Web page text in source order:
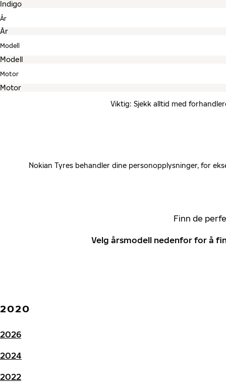
År
Modell
Motor
Viktig: Sjekk alltid med
Nokian Tyres behandler dine personopplysninger, for
Finn de
Velg årsmodell nedenfor for å
2020
2026
2024
2022